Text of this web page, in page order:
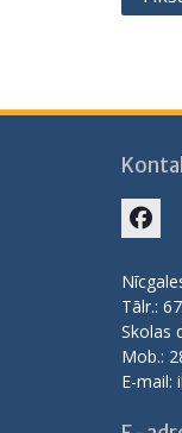
Tālr.:
Skolas
Mob.:
E-mail: